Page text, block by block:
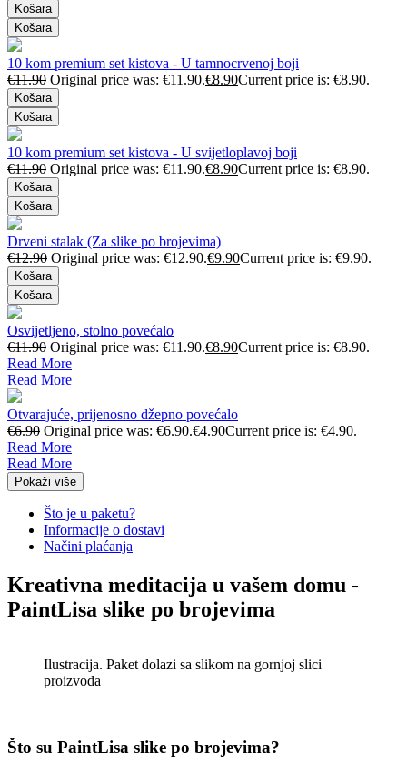
Košara
Košara
10 kom premium set kistova - U tamnocrvenoj boji
€11.90 Original price was: €11.90.€8.90Current price is: €8.90.
Košara
Košara
10 kom premium set kistova - U svijetloplavoj boji
€11.90 Original price was: €11.90.€8.90Current price is: €8.90.
Košara
Košara
Drveni stalak (Za slike po brojevima)
€12.90 Original price was: €12.90.€9.90Current price is: €9.90.
Košara
Košara
Osvijetljeno, stolno povećalo
€11.90 Original price was: €11.90.€8.90Current price is: €8.90.
Read More
Read More
Otvarajuće, prijenosno džepno povećalo
€6.90 Original price was: €6.90.€4.90Current price is: €4.90.
Read More
Read More
Pokaži više
Što je u paketu?
Informacije o dostavi
Načini plaćanja
Kreativna meditacija u vašem domu -
PaintLisa slike po brojevima
Ilustracija. Paket dolazi sa slikom na gornjoj slici
proizvoda
Što su PaintLisa slike po brojevima?